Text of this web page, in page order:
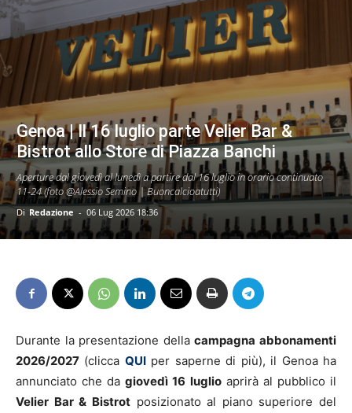
Genoa | Il 16 luglio parte Velier Bar &
Bistrot allo Store di Piazza Banchi
Aperture dal giovedì al lunedì a partire dal 16 luglio in orario continuato
11-24 (foto @Alessio Semino | Buoncalcioatutti)
Di Redazione - 06 Lug 2026 18:36
Durante la presentazione dellacampagna abbonamenti
2026/2027 (clicca QUIper saperne di più), il Genoa ha
annunciato che dagiovedì 16 luglioaprirà al pubblico il
Velier Bar & Bistrotposizionato al piano superiore del